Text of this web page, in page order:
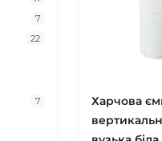
7
22
7
Харчова